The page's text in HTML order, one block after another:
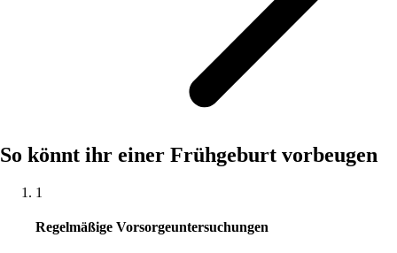
So könnt ihr einer Frühgeburt vorbeugen
1
Regelmäßige Vorsorgeuntersuchungen